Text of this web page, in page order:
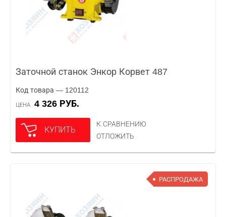
Заточной станок Энкор Корвет 487
Код товара — 120112
ЦЕНА 4 326 РУБ.
КУПИТЬ
К СРАВНЕНИЮ
ОТЛОЖИТЬ
РАСПРОДАЖА